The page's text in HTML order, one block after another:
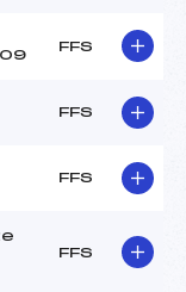
FFS
FFS
FFS
FFS